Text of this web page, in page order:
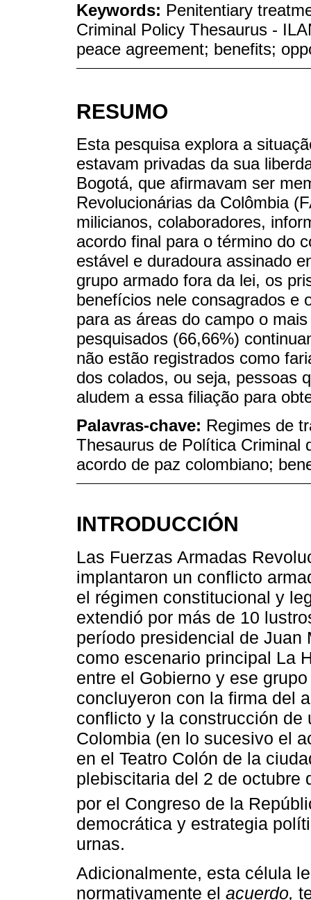
Keywords: Penitentiary
Criminal Policy Thesaurus -
peace agreement; benefits;
RESUMO
Esta pesquisa explora a
estavam privadas da sua
Bogotá, que afirmavam ser
Revolucionárias da Colômbia
milicianos, colaboradores,
acordo final para o término do
estável e duradoura assinado
grupo armado fora da lei, os
benefícios nele consagrados e
para as áreas do campo o
pesquisados (66,66%)
não estão registrados como
dos colados, ou seja, pessoas
aludem a essa filiação para
Palavras-chave: Regimes de
Thesaurus de Política Criminal
acordo de paz colombiano;
INTRODUCCIÓN
Las Fuerzas Armadas
implantaron un conflicto
el régimen constitucional y
extendió por más de 10
período presidencial de Juan
como escenario principal La
entre el Gobierno y ese
concluyeron con la firma del
conflicto y la construcción de
Colombia (en lo sucesivo el
en el Teatro Colón de la
plebiscitaria del 2 de octubre
por el Congreso de la
democrática y estrategia
urnas.
Adicionalmente, esta célula
normativamente el acuerdo,